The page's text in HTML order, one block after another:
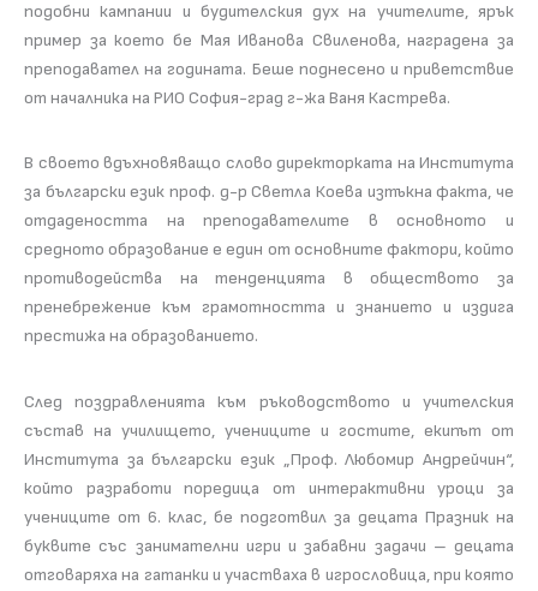
подобни кампании и будителския дух на учителите, ярък
пример за което бе Мая Иванова Свиленова, наградена за
преподавател на годината. Беше поднесено и приветствие
от началника на РИО София-град г-жа Ваня Кастрева.
В своето вдъхновяващо слово директорката на Института
за български език проф. д-р Светла Коева изтъкна факта, че
отдадеността на преподавателите в основното и
средното образование е един от основните фактори, който
противодейства на тенденцията в обществото за
пренебрежение към грамотността и знанието и издига
престижа на образованието.
След поздравленията към ръководството и учителския
състав на училището, учениците и гостите, екипът от
Института за български език „Проф. Любомир Андрейчин“,
който разработи поредица от интерактивни уроци за
учениците от 6. клас, бе подготвил за децата Празник на
буквите със занимателни игри и забавни задачи – децата
отговаряха на гатанки и участваха в игрословица, при която